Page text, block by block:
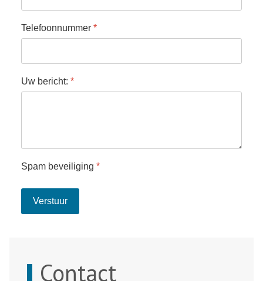
Telefoonnummer*
Uw bericht:*
Spam beveiliging*
Verstuur
Contact